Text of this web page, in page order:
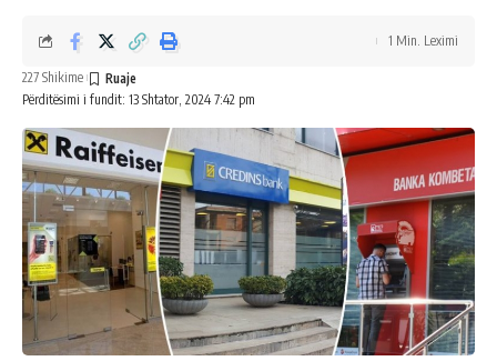
Përditësimi i fundit: 13 Shtator, 2024 7:42 pm
227 Shikime
1 Min. Leximi